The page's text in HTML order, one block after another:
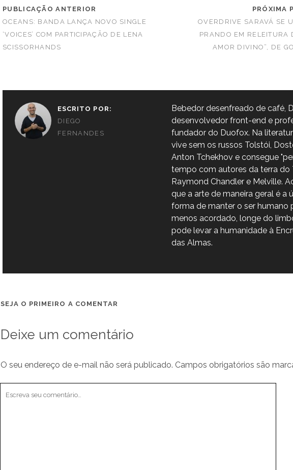
PUBLICAÇÃO ANTERIOR
OCEANS: BANDA LANÇA NOVO SINGLE
‘VOICES’ COM PARTICIPAÇÃO DE LENA
SCISSORHANDS
PRÓXIMA
OVERDRIVE SARAVÁ SE
PRANDO EM RELEITURA
AMOR DIVINO”, DE
ESCRITO POR:
DIEGO
FERNANDES
Bebedor desenfreado de café,
desenvolvedor front-end e
fundador do Duofox. Na
vive sem os russos Tolstói,
Anton Tchekhov e consegue
tempo com autores da terra do
Raymond Chandler e Melville.
que a arte de maneira geral é a
forma de manter o ser humano
menos acordado, longe do
pode levar a humanidade à
das Almas.
SEJA O PRIMEIRO A COMENTAR
Deixe um comentário
O seu endereço de e-mail não será publicado. Campos obrigatórios são